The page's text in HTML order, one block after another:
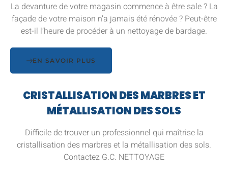
La devanture de votre magasin commence à être sale ? La
façade de votre maison n’a jamais été rénovée ? Peut-être
est-il l’heure de procéder à un nettoyage de bardage.
EN SAVOIR PLUS
CRISTALLISATION DES MARBRES ET
MÉTALLISATION DES SOLS
Difficile de trouver un professionnel qui maîtrise la
cristallisation des marbres et la métallisation des sols.
Contactez G.C. NETTOYAGE